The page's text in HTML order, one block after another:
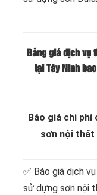
Bảng giá dịch vụ
tại Tây Ninh
Báo giá chi phí
sơn nội thất
✅ Báo giá dịch
sử dựng sơn nội